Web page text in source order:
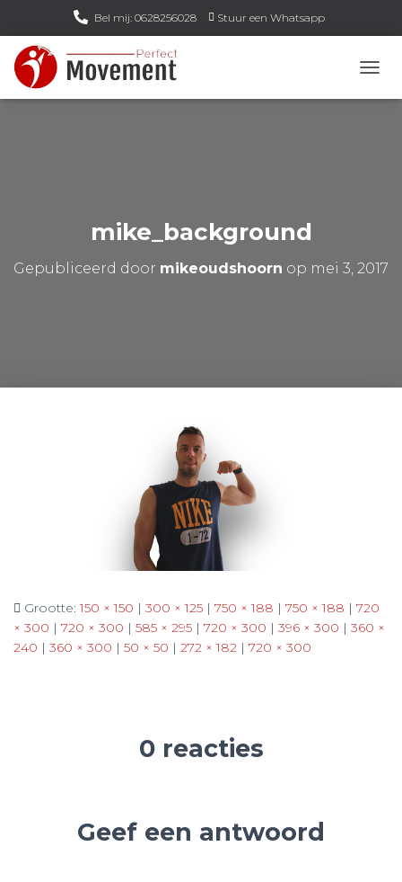
Bel mij: 0628256028 Stuur een Whatsapp
Email mij: info@perfect-movement.nl
A
S
mike_background
Gepubliceerd door mikeoudshoorn op mei 3, 2017
Grootte:150 × 150 | 300 × 125 | 750 × 188 | 750 × 188 | 720
× 300 | 720 × 300 | 585 × 295 | 720 × 300 | 396 × 300 | 360 ×
240 | 360 × 300 | 50 × 50 | 272 × 182 | 720 × 300
0 reacties
Geef een antwoord